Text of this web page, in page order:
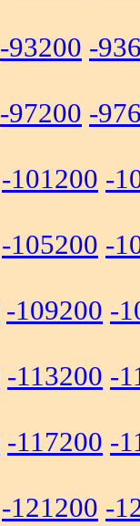
-93200 -
-97200 -
-101200 -
-105200 -
-109200 -
-113200 -
-117200 -
-121200 -